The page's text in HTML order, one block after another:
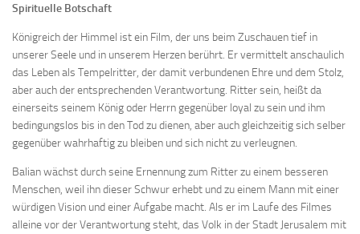
Spirituelle Botschaft
Königreich der Himmel ist ein Film, der uns beim Zuschauen tief in
unserer Seele und in unserem Herzen berührt. Er vermittelt anschaulich
das Leben als Tempelritter, der damit verbundenen Ehre und dem Stolz,
aber auch der entsprechenden Verantwortung. Ritter sein, heißt da
einerseits seinem König oder Herrn gegenüber loyal zu sein und ihm
bedingungslos bis in den Tod zu dienen, aber auch gleichzeitig sich selber
gegenüber wahrhaftig zu bleiben und sich nicht zu verleugnen.
Balian wächst durch seine Ernennung zum Ritter zu einem besseren
Menschen, weil ihn dieser Schwur erhebt und zu einem Mann mit einer
würdigen Vision und einer Aufgabe macht. Als er im Laufe des Filmes
alleine vor der Verantwortung steht, das Volk in der Stadt Jerusalem mit